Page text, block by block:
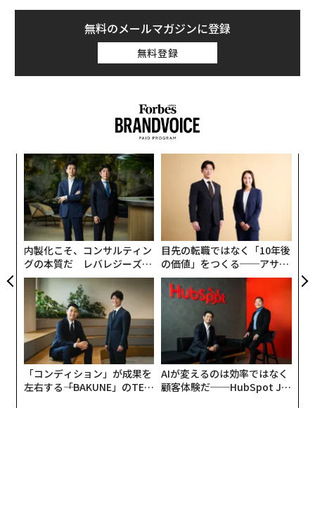
専門知識を構築する方法を再考することなく行われるこ
AIが学習プロセスの多くをショートカットしすぎると、
アウトプットを生み出すことはできるが、リードし、適
出す可能性がある。そして、生徒が学校で基礎的なスキ
ルを身につける前にAIに依存すると、そのギャップは職
場に入ったときにさらに悪化するだけだ。
ほとんどの学習環境は、効率性だけでなく能力を構築す
る方法でAIを使用する方法を見つけ出す初期段階にあ
る。AIが教育において前向きな力となるためには、重要
な質問は次のとおりだ。
私たちは批判的思考を強化しているのか、それとも回避
しているのか。
私たちは学習を強化しているのか、それとも単にアウト
プットを加速しているのか。
AIが教室で真に価値を付加する場面
これは教育におけるAIに反対する議論ではない。学習の
人間的要素を置き換えるのではなく強化するために、テ
この結果を数字そのものよりも興味深いものにしている
のは、著者らがどのようにしてこの数字に到達したか、
そして専攻分野別に分析した場合に何が起こるかという
2つの点だ。AI利用と不正行為は、専攻分野全体では一
認めようとしない不正行為者をどう数えるか
不正行為に関する統計は、学生が不正行為について嘘を
つくという明白な反論を招くが、著者らはそれを回避す
るように推定値を構築した。
誰にも告白を求めるのではなく、リスト実験を使用し
た。学生は無作為に2つのグループに分けられた。一方
のグループは、クラスメートにChatGPTを説明したこと
があるなど、AI利用に関する3つの無害な記述を見て、自
分に当てはまるものがいくつあるかだけを報告した。も
う一方のグループは、これら3つに加えて4つ目の記述、
つまり許可されていない可能性があると知りながらAI生
成の課題を自分のものとして提出したことがあるという
記述を見て、やはり該当数だけを報告した。誰も機密項
目を単独でマークすることはないため、グループ間の平
均カウントの差から、すべての回答を否認可能な状態に
無料のメールマガジンに登録
無料登録
内製化こそ、コンサルティン
グの本質だ レバレジーズが
実践する、次世代ファームの
全貌
目先の転職ではなく「10年後
の価値」をつくる──アサイ
ンの長期伴走型支援とは
「コンディション」が成果を
左右する――「BAKUNE」のTEN
AIが変えるのは効率ではなく
顧客体験だ──HubSpot Ja